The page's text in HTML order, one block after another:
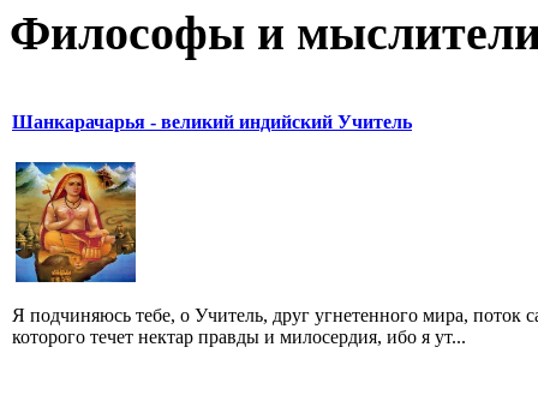
Философы и
Шанкарачарья - великий индийский Учитель
Я подчиняюсь тебе, о Учитель, друг угнетенного мира,
которого течет нектар правды и милосердия, ибо я ут...